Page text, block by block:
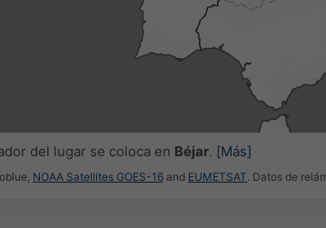
19:45 20:00
del lugar se coloca en Béjar. [Más]
NOAA Satellites GOES-16 and EUMETSAT. Datos de